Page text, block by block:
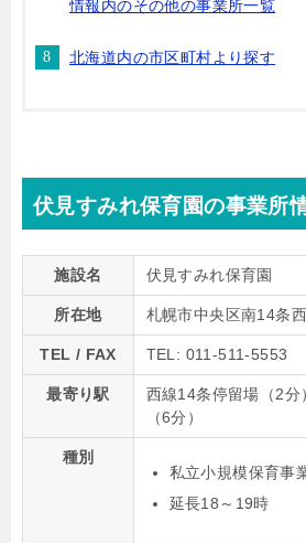
情報内のその他の事業所一覧
北海道内の市区町村より探す
伏見すみれ保育園の事業所
施設名 伏見すみれ保育園
所在地 札幌市中央区南14条
TEL / FAX TEL: 011-511-5553
最寄り駅
西線14条停留場（2
（6分）
種別
私立小規模保育事
延長18～19時